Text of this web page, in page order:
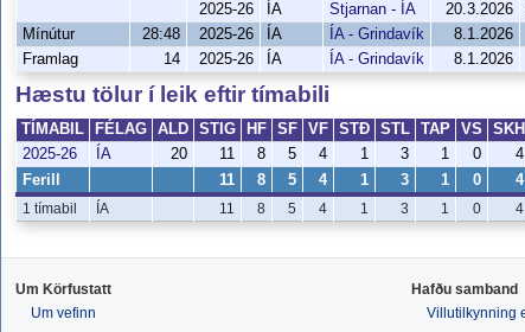
2025-26
ÍA Stjarnan - ÍA 20.3.2026
Mínútur
28:48 2025-26 ÍA ÍA - Grindavík 8.1.2026
Framlag
14 2025-26 ÍA ÍA - Grindavík 8.1.2026
Hæstu tölur í leik eftir tímabili
TÍMABIL FÉLAG ALD STIG HF SF VF STÐ STL TAP VS SKH
2025-26
ÍA 20 11 8 5 4 1 3 1 0 4
Ferill 11 8 5 4 1 3 1 0 4
1 tímabil ÍA 11 8 5 4 1 3 1 0 4
Um Körfustatt
Um vefinn
Hafðu samband
Villutilkynning